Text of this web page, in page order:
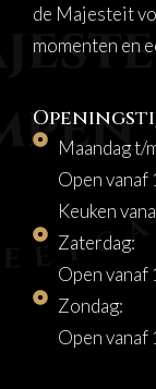
de Majesteit
momenten en
Maandag t/
Open vanaf
Keuken
Zaterdag:
Open vanaf
Zondag:
Open vanaf